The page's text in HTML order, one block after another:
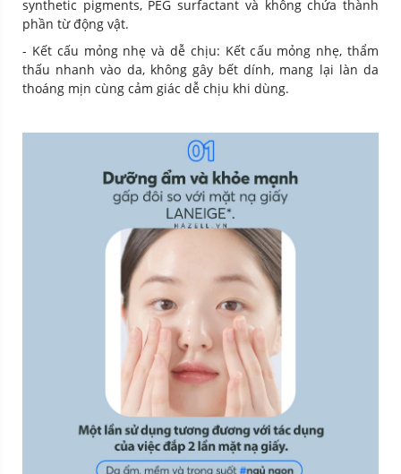
synthetic pigments, PEG surfactant và không chứa thành
phần từ động vật.
- Kết cấu mỏng nhẹ và dễ chịu: Kết cấu mỏng nhẹ, thẩm
thấu nhanh vào da, không gây bết dính, mang lại làn da
thoáng mịn cùng cảm giác dễ chịu khi dùng.